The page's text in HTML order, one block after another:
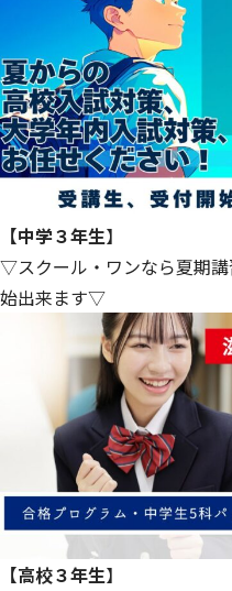
【中学３年生】
▽スクール・ワンなら夏期
始出来ます▽
【高校３年生】